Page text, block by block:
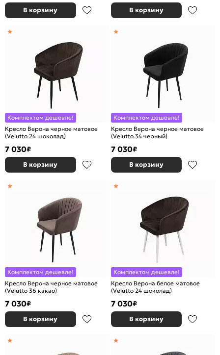
В корзину В корзину
Комплектом дешевле!
Кресло Верона черное матовое
(Velutto 24 шоколад)
7 030₽
В корзину
Комплектом дешевле!
Кресло Верона черное матовое
(Velutto 34 черный)
7 030₽
В корзину
Комплектом дешевле!
Кресло Верона черное матовое
(Velutto 36 какао)
7 030₽
В корзину
Комплектом дешевле!
Кресло Верона белое матовое
(Velutto 24 шоколад)
7 030₽
В корзину